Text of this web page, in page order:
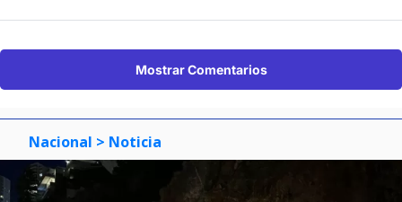
Mostrar Comentarios
Nacional > Noticia